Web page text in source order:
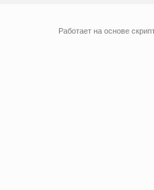
Работает на основе